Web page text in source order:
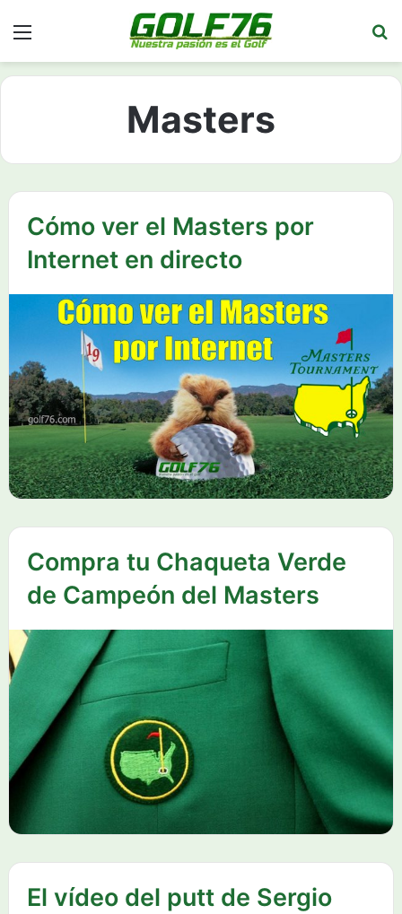
Masters
Cómo ver el Masters por
Internet en directo
Compra tu Chaqueta Verde
de Campeón del Masters
El vídeo del putt de Sergio